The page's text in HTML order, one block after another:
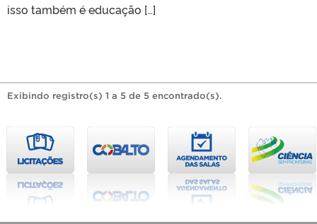
isso também é educação […]
Exibindo registro(s) 1 a 5 de 5 encontrado(s).